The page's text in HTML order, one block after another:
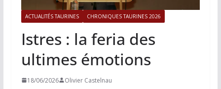
ACTUALITÉS TAURINES CHRONIQUES TAURINES 2026
Istres : la feria des
ultimes émotions
18/06/2026 Olivier Castelnau